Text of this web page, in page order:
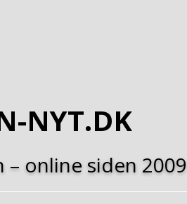
NYT.DK
– online siden 2009